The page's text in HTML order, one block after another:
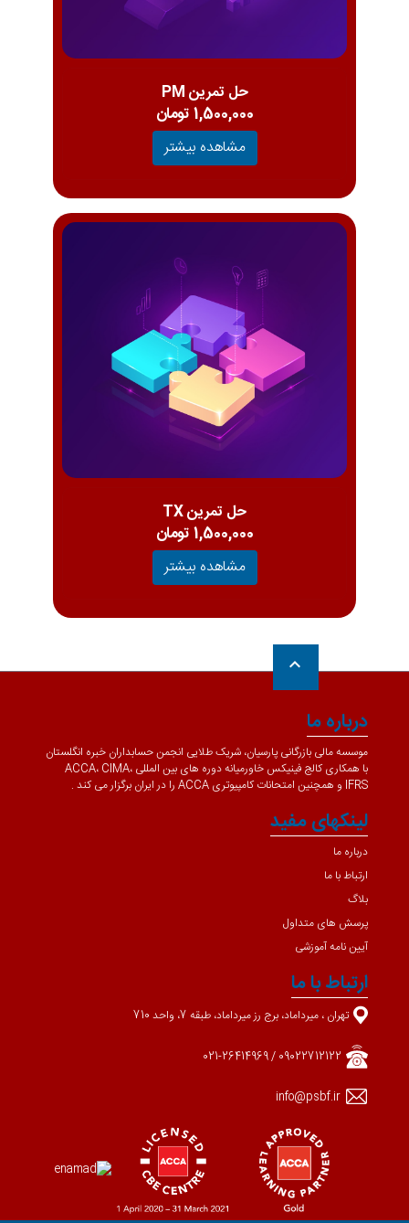
حل تمرین PM
1,500,000 تومان
مشاهده بیشتر
حل تمرین TX
1,500,000 تومان
مشاهده بیشتر
keyboard_arrow_up
درباره ما
موسسه مالی بازرگانی پارسیان، شریک طلایی انجمن حسابداران خبره انگلستان
با همکاری کالج فینیکس خاورمیانه دوره های بین المللی ACCA، CIMA،
IFRS و همچنین امتحانات کامپیوتری ACCA را در ایران برگزار می کند .
لینکهای مفید
درباره ما
ارتباط با ما
بلاگ
پرسش های متداول
آیین نامه آموزشی
ارتباط با ما
تهران ، میرداماد، برج رز میرداماد، طبقه 7، واحد 710
09022712122 / 021-26414969
info@psbf.ir